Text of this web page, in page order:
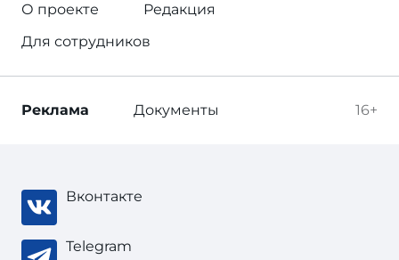
О проекте
Редакция
Для сотрудников
16+
Реклама Документы
Вконтакте
Telegram